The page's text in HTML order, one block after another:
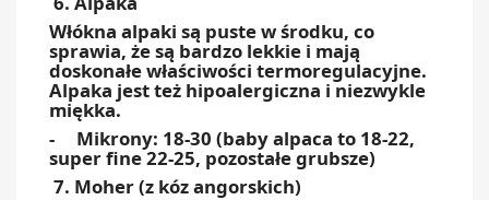
Włókna alpaki są puste w środku, co
sprawia, że są bardzo lekkie i mają
doskonałe właściwości termoregulacyjne.
Alpaka jest też hipoalergiczna i niezwykle
miękka.
- Mikrony: 18-30 (baby alpaca to 18-22,
super fine 22-25, pozostałe grubsze)
7. Moher (z kóz angorskich)